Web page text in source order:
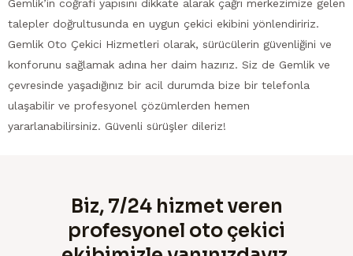
Gemlik’in coğrafi yapısını dikkate alarak çağrı merkezimize gelen
talepler doğrultusunda en uygun çekici ekibini yönlendiririz.
Gemlik Oto Çekici Hizmetleri olarak, sürücülerin güvenliğini ve
konforunu sağlamak adına her daim hazırız. Siz de Gemlik ve
çevresinde yaşadığınız bir acil durumda bize bir telefonla
ulaşabilir ve profesyonel çözümlerden hemen
yararlanabilirsiniz. Güvenli sürüşler dileriz!
Biz, 7/24 hizmet veren
profesyonel oto çekici